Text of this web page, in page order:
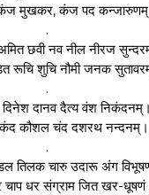
मुखकर, कंज पद
.
छवी नव नील नीरज
रूचि शुचि नौमी जनक
.
दानव दैत्य वंश निकंदनम्।
कौशल चंद दशरथ
.
तिलक चारु उदारू अंग
धर संग्राम जित खर-